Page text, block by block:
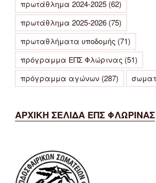
πρωτάθλημα 2024-2025 (62)
πρωτάθλημα 2025-2026 (75)
πρωταθλήματα υποδομής (71)
πρόγραμμα ΕΠΣ Φλώρινας (51)
πρόγραμμα αγώνων (287)
ΑΡΧΙΚΗ ΣΕΛΙΔΑ ΕΠΣ ΦΛΩΡΙΝΑΣ